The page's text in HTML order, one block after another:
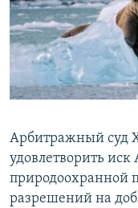
ПОДПИШИТЕСЬ НА
СОЦИАЛЬНЫЕ СЕТИ
Все сайты РСЕ/
Арбитражный суд
удовлетворить
природоохранной
разрешений на